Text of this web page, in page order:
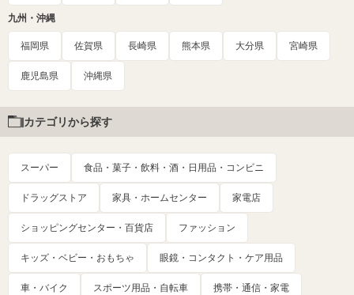
九州・沖縄
福岡県 佐賀県 長崎県 熊本県 大分県 宮崎県
鹿児島県 沖縄県
カテゴリから探す
スーパー 食品・菓子・飲料・酒・日用品・コンビニ
ドラッグストア 家具・ホームセンター 家電店
ショッピングセンター・百貨店 ファッション
キッズ・ベビー・おもちゃ 眼鏡・コンタクト・ケア用品
車・バイク スポーツ用品・自転車 携帯・通信・家電